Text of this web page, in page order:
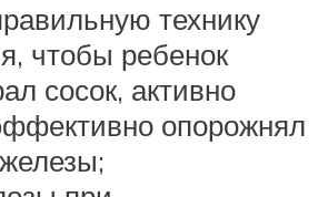
технику
чтобы ребенок
сосок, активно
опорожнял